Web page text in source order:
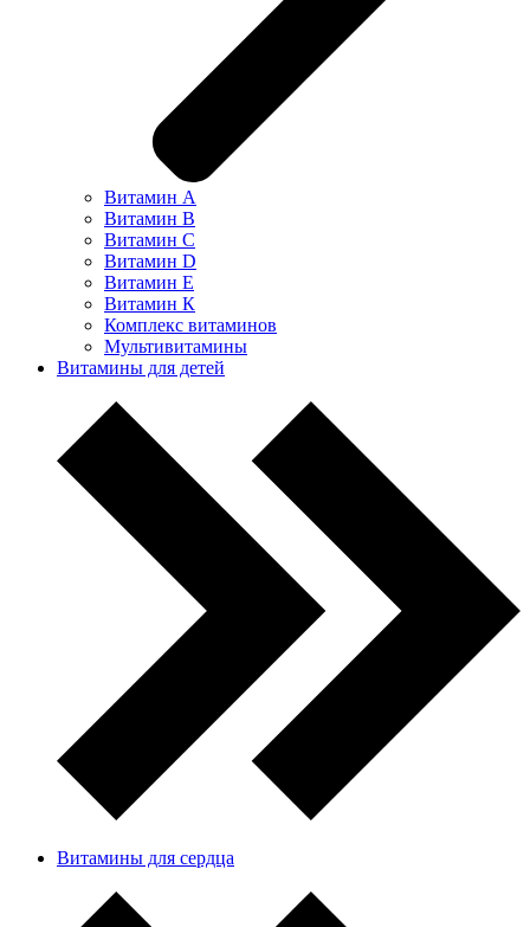
Витамин А
Витамин В
Витамин С
Витамин D
Витамин Е
Витамин К
Комплекс витаминов
Мультивитамины
Витамины для детей
Витамины для сердца